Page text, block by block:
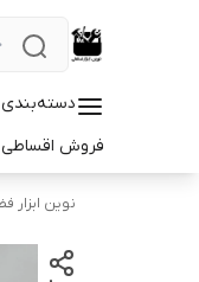
فروش
نوین ابزار